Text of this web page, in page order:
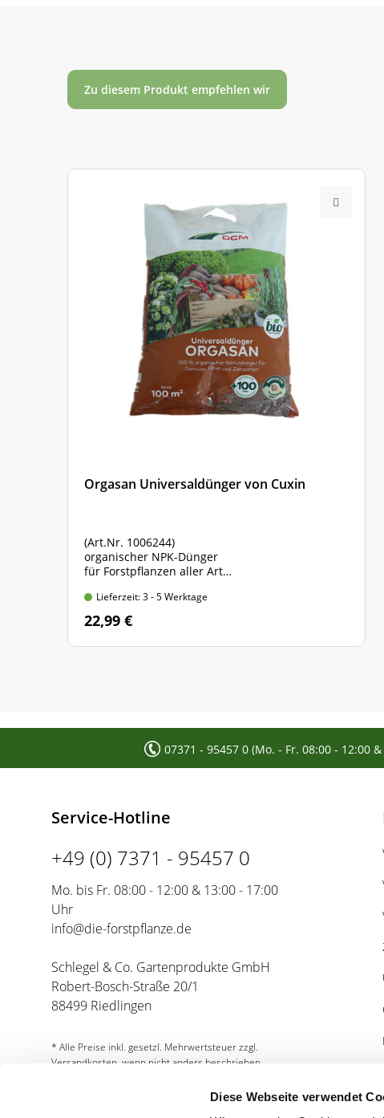
Diese Webseite verwendet
Zu diesem Produkt empfehlen wir
Orgasan Universaldünger von Cuxin
(Art.Nr. 1006244)
organischer NPK-Dünger
für Forstpflanzen aller Art
Lieferzeit: 3 - 5 Werktage
22,99 €
07371 - 95457 0 (Mo. - Fr. 08:00 - 12:00
Service-Hotline
+49 (0) 7371 - 95457 0
Mo. bis Fr. 08:00 - 12:00 & 13:00 - 17:00
Uhr
info@die-forstpflanze.de
Schlegel & Co. Gartenprodukte GmbH
Robert-Bosch-Straße 20/1
88499 Riedlingen
* Alle Preise inkl. gesetzl. Mehrwertsteuer zzgl.
Versandkosten, wenn nicht anders beschrieben.